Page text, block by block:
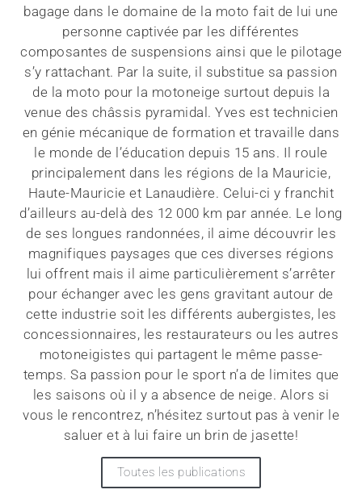
bagage dans le domaine de la moto fait de lui une
personne captivée par les différentes
composantes de suspensions ainsi que le pilotage
s’y rattachant. Par la suite, il substitue sa passion
de la moto pour la motoneige surtout depuis la
venue des châssis pyramidal. Yves est technicien
en génie mécanique de formation et travaille dans
le monde de l’éducation depuis 15 ans. Il roule
principalement dans les régions de la Mauricie,
Haute-Mauricie et Lanaudière. Celui-ci y franchit
d’ailleurs au-delà des 12 000 km par année. Le long
de ses longues randonnées, il aime découvrir les
magnifiques paysages que ces diverses régions
lui offrent mais il aime particulièrement s’arrêter
pour échanger avec les gens gravitant autour de
cette industrie soit les différents aubergistes, les
concessionnaires, les restaurateurs ou les autres
motoneigistes qui partagent le même passe-
temps. Sa passion pour le sport n’a de limites que
les saisons où il y a absence de neige. Alors si
vous le rencontrez, n’hésitez surtout pas à venir le
saluer et à lui faire un brin de jasette!
Toutes les publications